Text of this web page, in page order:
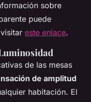
sobre
puede
este enlace.
de las mesas
de amplitud
habitación. El